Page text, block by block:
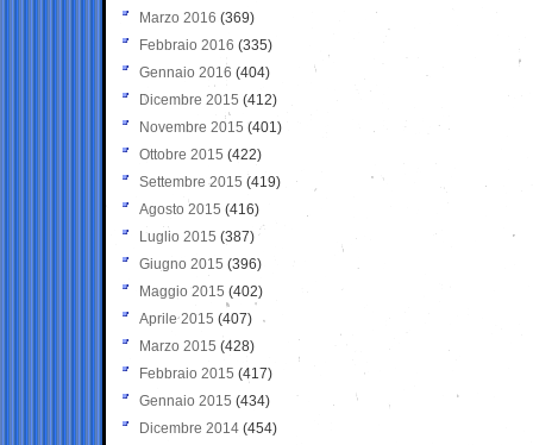
Marzo 2016 (369)
Febbraio 2016 (335)
Gennaio 2016 (404)
Dicembre 2015 (412)
Novembre 2015 (401)
Ottobre 2015 (422)
Settembre 2015 (419)
Agosto 2015 (416)
Luglio 2015 (387)
Giugno 2015 (396)
Maggio 2015 (402)
Aprile 2015 (407)
Marzo 2015 (428)
Febbraio 2015 (417)
Gennaio 2015 (434)
Dicembre 2014 (454)